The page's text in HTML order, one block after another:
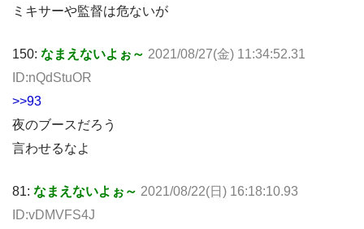
ミキサーや監督は危ないが
150: なまえないよぉ～ 2021/08/27(金) 11:34:52.31
ID:nQdStuOR
>>93
夜のブースだろう
言わせるなよ
81: なまえないよぉ～ 2021/08/22(日) 16:18:10.93
ID:vDMVFS4J